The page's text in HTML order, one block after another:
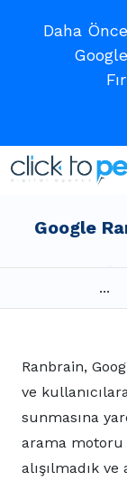
Daha
Google
...
Ranbrain,
ve
sunmasına
arama motoru
alışılmadık